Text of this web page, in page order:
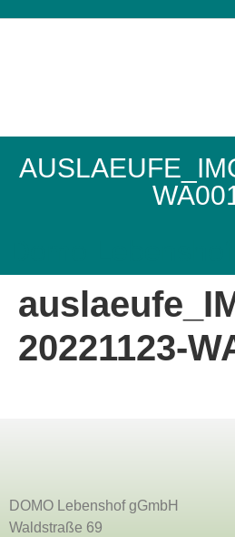
20221123-
DOMO Lebenshof gGmbH
Waldstraße 69